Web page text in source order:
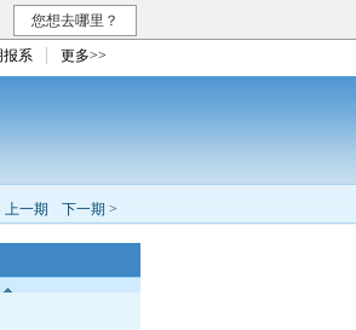
您想去哪里？
报系 更多>>
上一期 下一期 >